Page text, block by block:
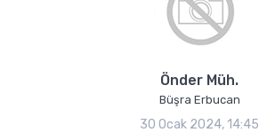
Önder Müh.
Büşra Erbucan
30 Ocak 2024, 14:45